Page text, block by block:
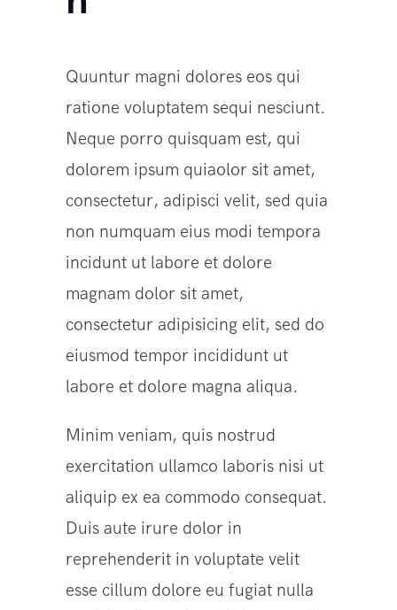
Quuntur magni dolores eos qui
ratione voluptatem sequi nesciunt.
Neque porro quisquam est, qui
dolorem ipsum quiaolor sit amet,
consectetur, adipisci velit, sed quia
non numquam eius modi tempora
incidunt ut labore et dolore
magnam dolor sit amet,
consectetur adipisicing elit, sed do
eiusmod tempor incididunt ut
labore et dolore magna aliqua.
Minim veniam, quis nostrud
exercitation ullamco laboris nisi ut
aliquip ex ea commodo consequat.
Duis aute irure dolor in
reprehenderit in voluptate velit
esse cillum dolore eu fugiat nulla